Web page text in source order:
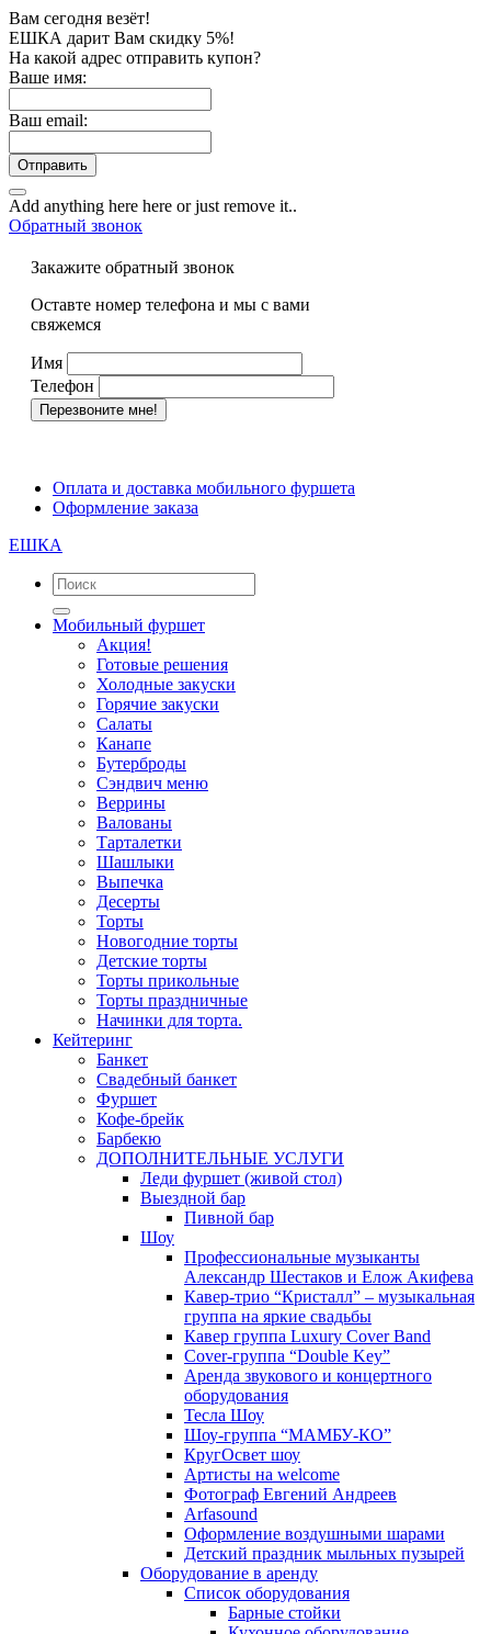
Вам сегодня везёт!
ЕШКА дарит Вам скидку 5%!
На какой адрес отправить купон?
Ваше имя:
Ваш email:
Отправить
Add anything here here or just remove it..
Обратный звонок
Закажите обратный звонок
Оставте номер телефона и мы с вами
свяжемся
Имя
Телефон
Оплата и доставка мобильного фуршета
Оформление заказа
ЕШКА
Мобильный фуршет
Акция!
Готовые решения
Холодные закуски
Горячие закуски
Салаты
Канапе
Бутерброды
Сэндвич меню
Веррины
Валованы
Тарталетки
Шашлыки
Выпечка
Десерты
Торты
Новогодние торты
Детские торты
Торты прикольные
Торты праздничные
Начинки для торта.
Кейтеринг
Банкет
Свадебный банкет
Фуршет
Кофе-брейк
Барбекю
ДОПОЛНИТЕЛЬНЫЕ УСЛУГИ
Леди фуршет (живой стол)
Выездной бар
Пивной бар
Шоу
Профессиональные музыканты
Александр Шестаков и Елож Акифева
Кавер-трио “Кристалл” – музыкальная
группа на яркие свадьбы
Кавер группа Luxury Cover Band
Cover-группа “Double Key”
Аренда звукового и концертного
оборудования
Тесла Шоу
Шоу-группа “МАМБУ-КО”
КругОсвет шоу
Артисты на welcome
Фотограф Евгений Андреев
Arfasound
Оформление воздушными шарами
Детский праздник мыльных пузырей
Оборудование в аренду
Список оборудования
Барные стойки